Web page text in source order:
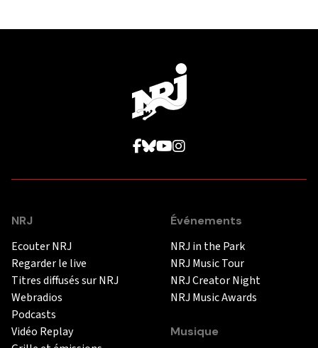
NRJ
Ecouter NRJ
Regarder le live
Titres diffusés sur NRJ
Webradios
Podcasts
Vidéo Replay
Événements
NRJ in the Park
NRJ Music Tour
NRJ Creator Night
NRJ Music Awards
Musique